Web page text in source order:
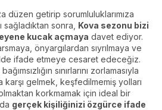
düzen getirip sorumluluklarımıza
sağladıktan sonra, Kova sezonu bizi
kucak açmaya davet ediyor.
önyargılardan sıyrılmaya ve
ifade etmeye cesaret edeceğiz.
sınırlarını zorlamasıyla
karşı gelmek, keşfedilmemiş yolları
korkmamak için ideal bir
gerçek kişiliğinizi özgürce ifade